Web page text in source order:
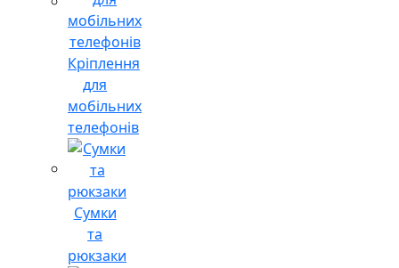
Кріплення
для
мобільних
телефонів
Сумки
та
рюкзаки